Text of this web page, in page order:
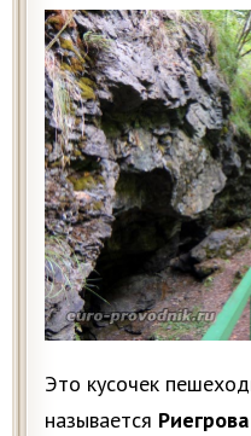
Это кусочек
называется